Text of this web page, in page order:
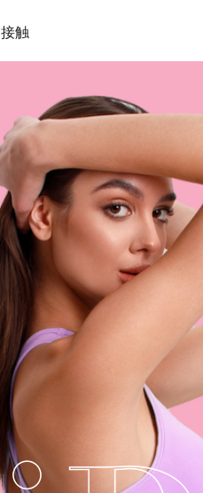
接触